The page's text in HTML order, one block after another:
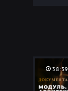
38:59